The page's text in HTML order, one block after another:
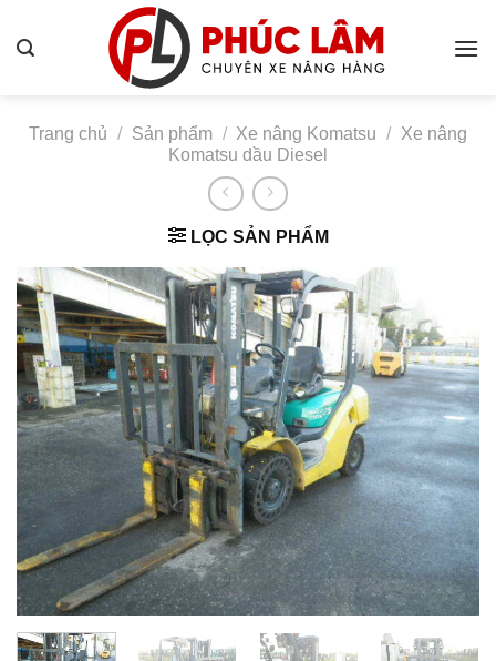
qua
Trang chủ / Sản phẩm / Xe nâng Komatsu / Xe nâng
Komatsu dầu Diesel
LỌC SẢN PHẨM